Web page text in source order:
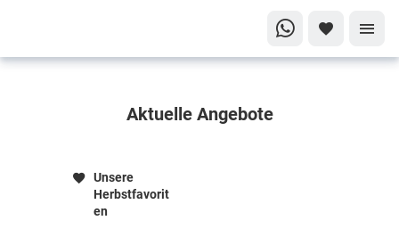
Jetzt buchen
und sparen!
Aktuelle Angebote
Unsere
Herbstfavorit
en